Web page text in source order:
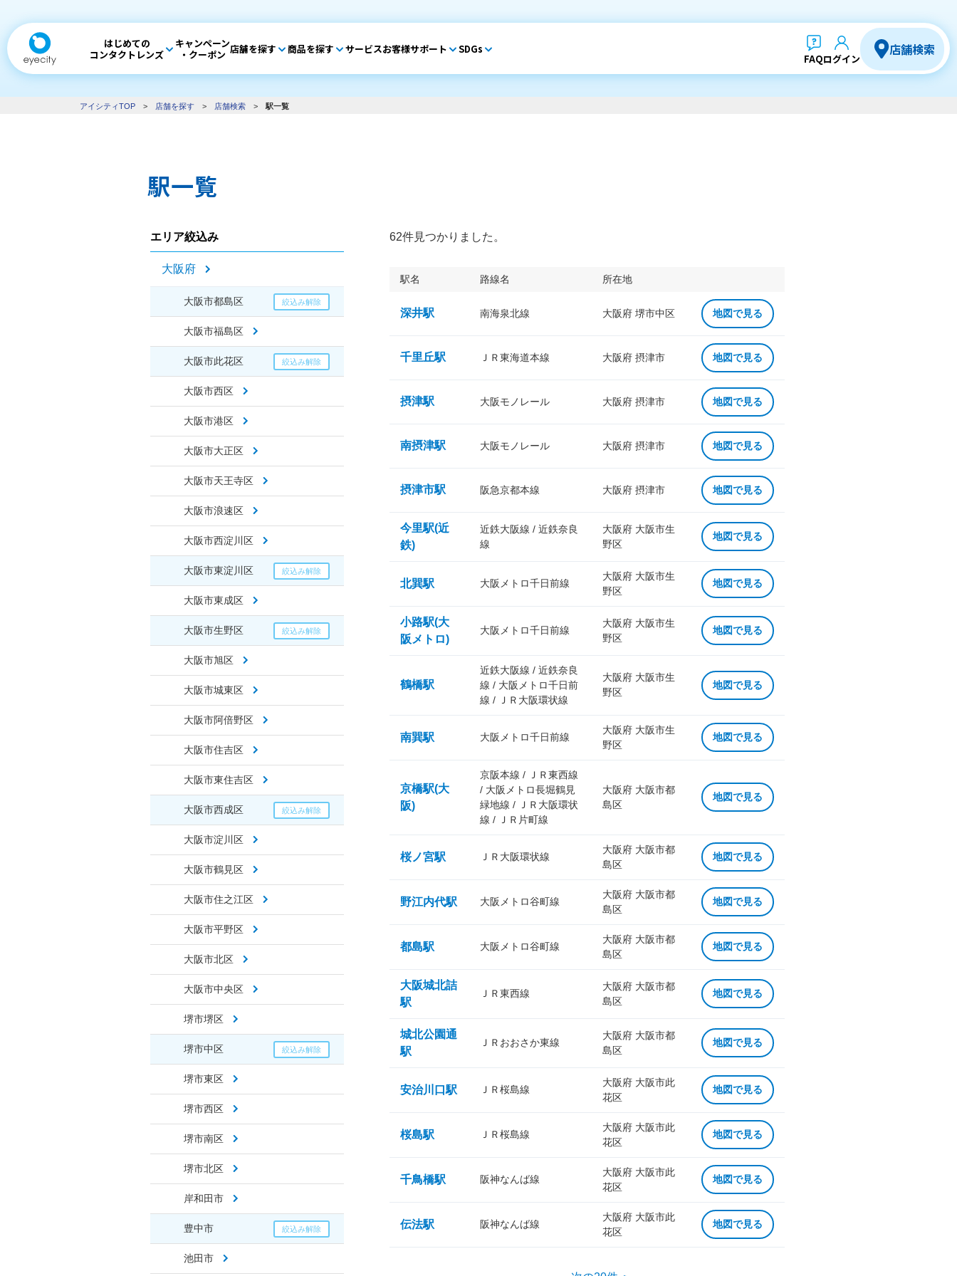
はじめての
コンタクトレンズ
キャンペーン
・クーポン 店舗を探す 商品を探す サービスお客様サポート SDGs
FAQログイン
店舗検索
アイシティTOP > 店舗を探す > 店舗検索 > 駅一覧
駅一覧
エリア絞込み
大阪府
大阪市都島区
大阪市福島区
大阪市此花区
大阪市西区
大阪市港区
大阪市大正区
大阪市天王寺区
大阪市浪速区
大阪市西淀川区
大阪市東淀川区
大阪市東成区
大阪市生野区
大阪市旭区
大阪市城東区
大阪市阿倍野区
大阪市住吉区
大阪市東住吉区
大阪市西成区
大阪市淀川区
大阪市鶴見区
大阪市住之江区
大阪市平野区
大阪市北区
大阪市中央区
堺市堺区
堺市中区
堺市東区
堺市西区
堺市南区
堺市北区
岸和田市
豊中市
池田市
62件見つかりました。
駅名 路線名 所在地
深井駅 南海泉北線 大阪府 堺市中区 地図で見る
千里丘駅 ＪＲ東海道本線 大阪府 摂津市 地図で見る
摂津駅 大阪モノレール 大阪府 摂津市 地図で見る
南摂津駅 大阪モノレール 大阪府 摂津市 地図で見る
摂津市駅 阪急京都本線 大阪府 摂津市 地図で見る
今里駅(近
鉄)
近鉄大阪線 / 近鉄奈良
線
大阪府 大阪市生
野区
地図で見る
北巽駅 大阪メトロ千日前線
大阪府 大阪市生
野区
地図で見る
小路駅(大
阪メトロ)
大阪メトロ千日前線
大阪府 大阪市生
野区
地図で見る
鶴橋駅
近鉄大阪線 / 近鉄奈良
線 / 大阪メトロ千日前
線 / ＪＲ大阪環状線
大阪府 大阪市生
野区
地図で見る
南巽駅 大阪メトロ千日前線
大阪府 大阪市生
野区
地図で見る
京橋駅(大
阪)
京阪本線 / ＪＲ東西線
/ 大阪メトロ長堀鶴見
緑地線 / ＪＲ大阪環状
線 / ＪＲ片町線
大阪府 大阪市都
島区
地図で見る
桜ノ宮駅 ＪＲ大阪環状線
大阪府 大阪市都
島区
地図で見る
野江内代駅 大阪メトロ谷町線
大阪府 大阪市都
島区
地図で見る
都島駅 大阪メトロ谷町線
大阪府 大阪市都
島区
地図で見る
大阪城北詰
駅
ＪＲ東西線
大阪府 大阪市都
島区
地図で見る
城北公園通
駅
ＪＲおおさか東線
大阪府 大阪市都
島区
地図で見る
安治川口駅 ＪＲ桜島線
大阪府 大阪市此
花区
地図で見る
桜島駅 ＪＲ桜島線
大阪府 大阪市此
花区
地図で見る
千鳥橋駅 阪神なんば線
大阪府 大阪市此
花区
地図で見る
伝法駅 阪神なんば線
大阪府 大阪市此
花区
地図で見る